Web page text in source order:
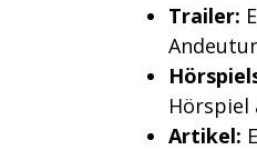
Trailer:
Hörspiel
Artikel: